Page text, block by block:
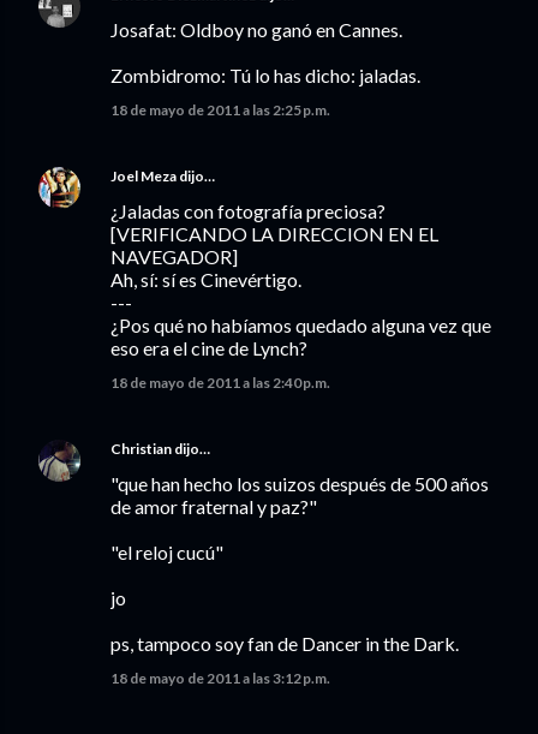
Josafat: Oldboy no ganó en Cannes.
Zombidromo: Tú lo has dicho: jaladas.
18 de mayo de 2011 a las 2:25 p.m.
Joel Meza dijo…
¿Jaladas con fotografía preciosa?
[VERIFICANDO LA DIRECCION EN EL
NAVEGADOR]
Ah, sí: sí es Cinevértigo.
---
¿Pos qué no habíamos quedado alguna vez que
eso era el cine de Lynch?
18 de mayo de 2011 a las 2:40 p.m.
Christian dijo…
"que han hecho los suizos después de 500 años
de amor fraternal y paz?"
"el reloj cucú"
jo
ps, tampoco soy fan de Dancer in the Dark.
18 de mayo de 2011 a las 3:12 p.m.